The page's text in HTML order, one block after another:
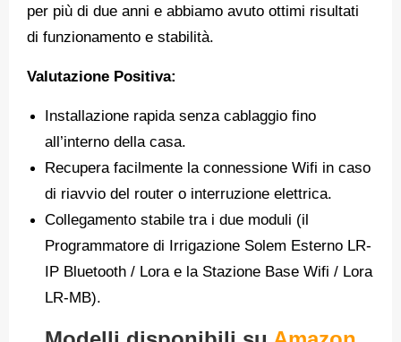
per più di due anni e abbiamo avuto ottimi risultati
di funzionamento e stabilità.
Valutazione Positiva:
Installazione rapida senza cablaggio fino
all’interno della casa.
Recupera facilmente la connessione Wifi in caso
di riavvio del router o interruzione elettrica.
Collegamento stabile tra i due moduli (il
Programmatore di Irrigazione Solem Esterno LR-
IP Bluetooth / Lora e la Stazione Base Wifi / Lora
LR-MB).